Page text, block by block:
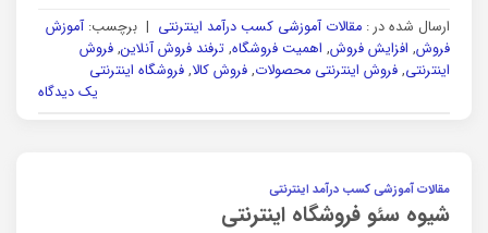
ارسال شده در : مقالات آموزشی کسب درآمد اینترنتی | برچسب:آموزش
فروش, افزایش فروش, اهمیت فروشگاه, ترفند فروش آنلاین, فروش
اینترنتی, فروش اینترنتی محصولات, فروش کالا, فروشگاه اینترنتی
یک دیدگاه
مقالات آموزشی کسب درآمد اینترنتی
شیوه سئو فروشگاه اینترنتی